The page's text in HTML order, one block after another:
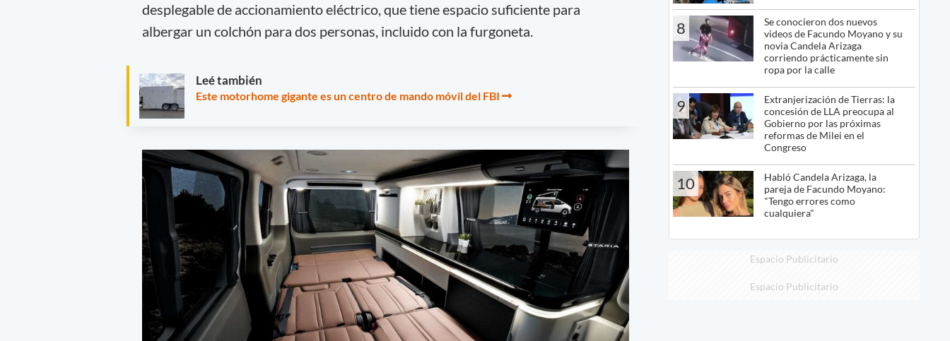
desplegable de accionamiento eléctrico, que tiene espacio suficiente para
albergar un colchón para dos personas, incluido con la furgoneta.
Leé también
Este motorhome gigante es un centro de mando móvil del FBI
8
Se conocieron dos nuevos
videos de Facundo Moyano y su
novia Candela Arizaga
corriendo prácticamente sin
ropa por la calle
9
Extranjerización de Tierras: la
concesión de LLA preocupa al
Gobierno por las próximas
reformas de Milei en el
Congreso
10
Habló Candela Arizaga, la
pareja de Facundo Moyano:
"Tengo errores como
cualquiera"
Espacio Publicitario
Espacio Publicitario